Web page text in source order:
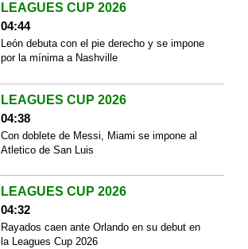
LEAGUES CUP 2026
04:44
León debuta con el pie derecho y se impone
por la mínima a Nashville
LEAGUES CUP 2026
04:38
Con doblete de Messi, Miami se impone al
Atletico de San Luis
LEAGUES CUP 2026
04:32
Rayados caen ante Orlando en su debut en
la Leagues Cup 2026